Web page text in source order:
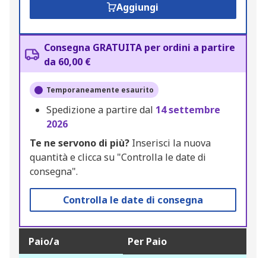
Aggiungi
Consegna GRATUITA per ordini a partire
da 60,00 €
Temporaneamente esaurito
Spedizione a partire dal 14 settembre
2026
Te ne servono di più? Inserisci la nuova
quantità e clicca su "Controlla le date di
consegna".
Controlla le date di consegna
Paio/a Per Paio